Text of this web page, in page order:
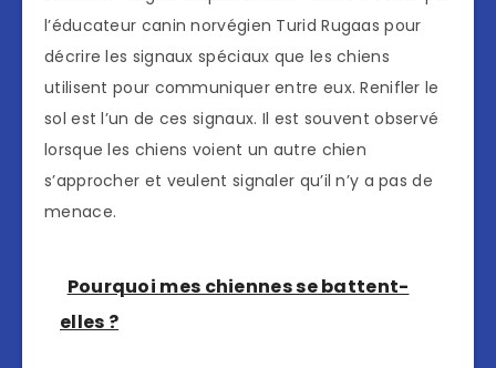
l’éducateur canin norvégien Turid Rugaas pour
décrire les signaux spéciaux que les chiens
utilisent pour communiquer entre eux. Renifler le
sol est l’un de ces signaux. Il est souvent observé
lorsque les chiens voient un autre chien
s’approcher et veulent signaler qu’il n’y a pas de
menace.
Pourquoi mes chiennes se battent-
elles ?